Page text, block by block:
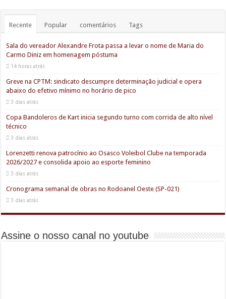
Recente Popular comentários Tags
Sala do vereador Alexandre Frota passa a levar o nome de Maria do
Carmo Diniz em homenagem póstuma
14 horas atrás
Greve na CPTM: sindicato descumpre determinação judicial e opera
abaixo do efetivo mínimo no horário de pico
3 dias atrás
Copa Bandoleros de Kart inicia segundo turno com corrida de alto nível
técnico
3 dias atrás
Lorenzetti renova patrocínio ao Osasco Voleibol Clube na temporada
2026/2027 e consolida apoio ao esporte feminino
3 dias atrás
Cronograma semanal de obras no Rodoanel Oeste (SP-021)
3 dias atrás
Assine o nosso canal no youtube